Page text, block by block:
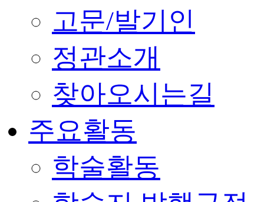
고문/발기인
정관소개
찾아오시는길
주요활동
학술활동